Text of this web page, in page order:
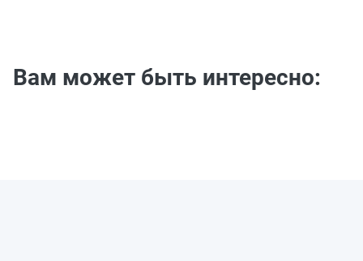
Вам может быть интересно: